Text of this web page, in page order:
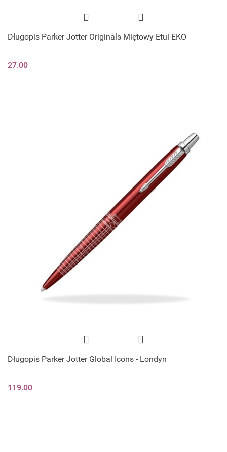
Długopis Parker Jotter Originals Miętowy Etui EKO
27.00
Długopis Parker Jotter Global Icons - Londyn
119.00